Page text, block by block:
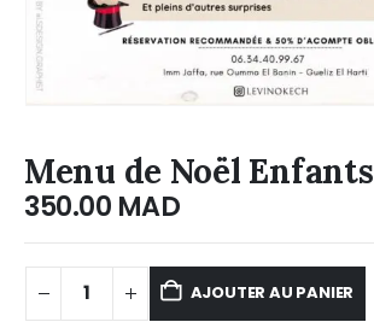
Menu de Noël Enfants
350.00 MAD
AJOUTER AU PANIER